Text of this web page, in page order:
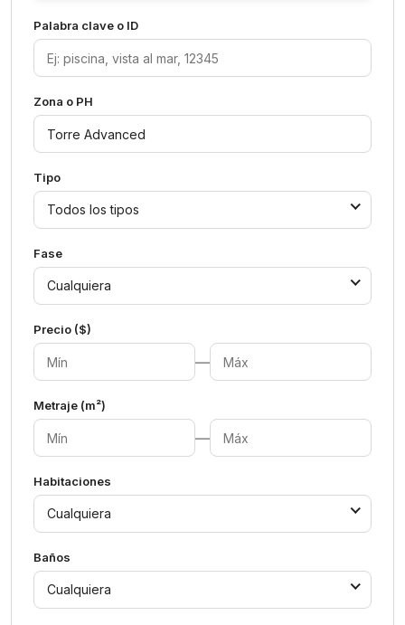
Palabra clave o ID
Zona o PH
Tipo
Todos los tipos
Fase
Cualquiera
Precio ($)
—
Metraje (m²)
—
Habitaciones
Cualquiera
Baños
Cualquiera